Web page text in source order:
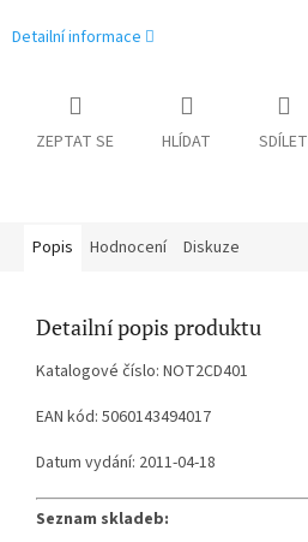
Detailní informace
ZEPTAT SE HLÍDAT SDÍLET
Popis Hodnocení Diskuze
Detailní popis produktu
Katalogové číslo: NOT2CD401
EAN kód: 5060143494017
Datum vydání: 2011-04-18
Seznam skladeb: